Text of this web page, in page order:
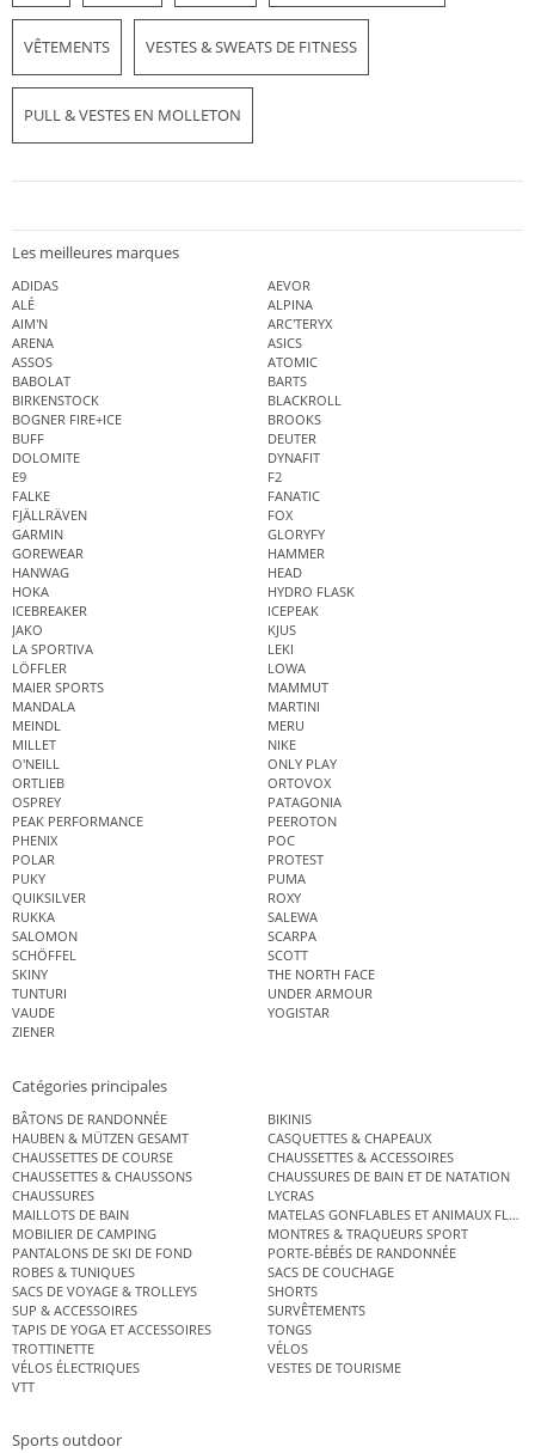
VÊTEMENTS VESTES & SWEATS DE FITNESS
PULL & VESTES EN MOLLETON
Les meilleures marques
ADIDAS
AEVOR
ALÉ
ALPINA
AIM'N
ARC'TERYX
ARENA
ASICS
ASSOS
ATOMIC
BABOLAT
BARTS
BIRKENSTOCK
BLACKROLL
BOGNER FIRE+ICE
BROOKS
BUFF
DEUTER
DOLOMITE
DYNAFIT
E9
F2
FALKE
FANATIC
FJÄLLRÄVEN
FOX
GARMIN
GLORYFY
GOREWEAR
HAMMER
HANWAG
HEAD
HOKA
HYDRO FLASK
ICEBREAKER
ICEPEAK
JAKO
KJUS
LA SPORTIVA
LEKI
LÖFFLER
LOWA
MAIER SPORTS
MAMMUT
MANDALA
MARTINI
MEINDL
MERU
MILLET
NIKE
O'NEILL
ONLY PLAY
ORTLIEB
ORTOVOX
OSPREY
PATAGONIA
PEAK PERFORMANCE
PEEROTON
PHENIX
POC
POLAR
PROTEST
PUKY
PUMA
QUIKSILVER
ROXY
RUKKA
SALEWA
SALOMON
SCARPA
SCHÖFFEL
SCOTT
SKINY
THE NORTH FACE
TUNTURI
UNDER ARMOUR
VAUDE
YOGISTAR
ZIENER
Catégories principales
BÂTONS DE RANDONNÉE
BIKINIS
HAUBEN & MÜTZEN GESAMT
CASQUETTES & CHAPEAUX
CHAUSSETTES DE COURSE
CHAUSSETTES & ACCESSOIRES
CHAUSSETTES & CHAUSSONS
CHAUSSURES DE BAIN ET DE NATATION
CHAUSSURES
LYCRAS
MAILLOTS DE BAIN
MATELAS GONFLABLES ET ANIMAUX
MOBILIER DE CAMPING
MONTRES & TRAQUEURS SPORT
PANTALONS DE SKI DE FOND
PORTE-BÉBÉS DE RANDONNÉE
ROBES & TUNIQUES
SACS DE COUCHAGE
SACS DE VOYAGE & TROLLEYS
SHORTS
SUP & ACCESSOIRES
SURVÊTEMENTS
TAPIS DE YOGA ET ACCESSOIRES
TONGS
TROTTINETTE
VÉLOS
VÉLOS ÉLECTRIQUES
VESTES DE TOURISME
VTT
Sports outdoor